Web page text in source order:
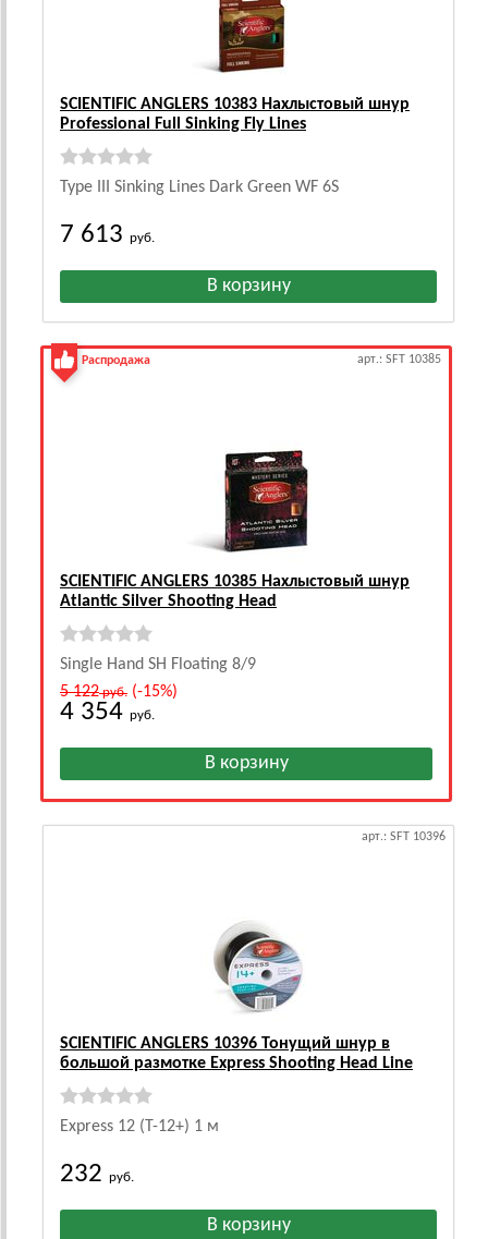
SCIENTIFIC ANGLERS 10383 Нахлыстовый шнур
Professional Full Sinking Fly Lines
Type III Sinking Lines Dark Green WF 6S
7 613 руб.
Распродажа арт.: SFT 10385
SCIENTIFIC ANGLERS 10385 Нахлыстовый шнур
Atlantic Silver Shooting Head
Single Hand SH Floating 8/9
5 122руб. (-15%)
4 354 руб.
арт.: SFT 10396
SCIENTIFIC ANGLERS 10396 Тонущий шнур в
большой размотке Express Shooting Head Line
Express 12 (T-12+) 1 м
232 руб.